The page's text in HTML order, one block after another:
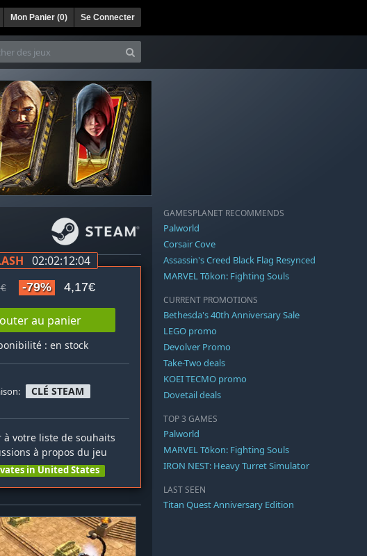
Mon Panier (0) Se Connecter
02:02:12:03
-79% 4,17€
au panier
: en stock
CLÉ STEAM
à votre liste de souhaits
à propos du jeu
in United States
GAMESPLANET RECOMMENDS
Palworld
Corsair Cove
Assassin's Creed Black Flag Resynced
MARVEL Tōkon: Fighting Souls
CURRENT PROMOTIONS
Bethesda's 40th Anniversary Sale
LEGO promo
Devolver Promo
Take-Two deals
KOEI TECMO promo
Dovetail deals
TOP 3 GAMES
Palworld
MARVEL Tōkon: Fighting Souls
IRON NEST: Heavy Turret Simulator
LAST SEEN
Titan Quest Anniversary Edition